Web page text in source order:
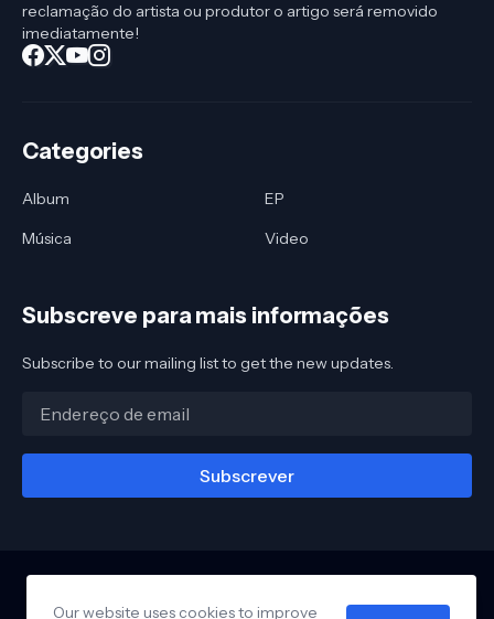
reclamação do artista ou produtor o artigo será removido
imediatamente!
Categories
Album
EP
Música
Video
Subscreve para mais informações
Subscribe to our mailing list to get the new updates.
Página InicialSobre-nósPrivacidade Contacte-nos
Our website uses cookies to improve